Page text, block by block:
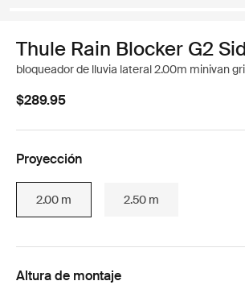
Thule Rain Blocker G2
bloqueador de lluvia lateral 2.00m minivan
$289.95
Proyección
2.00 m 2.50 m
Altura de montaje